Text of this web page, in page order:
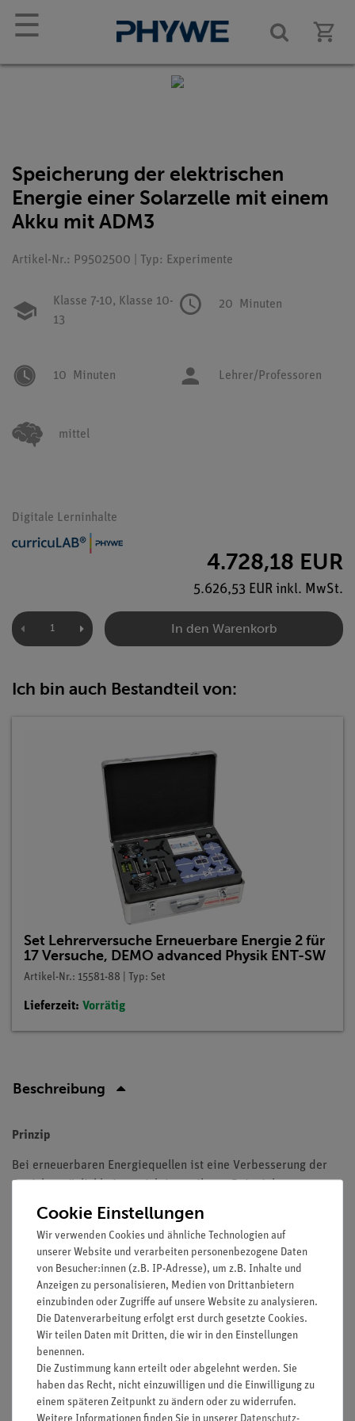
☰
Speicherung der elektrischen
Energie einer Solarzelle mit einem
Akku mit ADM3
Artikel-Nr.: P9502500 | Typ: Experimente
Klasse 7-10, Klasse 10-
13
20 Minuten
10 Minuten Lehrer/Professoren
mittel
Digitale Lerninhalte
4.728,18 EUR
5.626,53 EUR inkl. MwSt.
In den Warenkorb
Ich bin auch Bestandteil von:
Set Lehrerversuche Erneuerbare Energie 2 für
17 Versuche, DEMO advanced Physik ENT-SW
Artikel-Nr.: 15581-88 | Typ: Set
Lieferzeit: Vorrätig
Beschreibung
Prinzip
Bei erneuerbaren Energiequellen ist eine Verbesserung der
Speichermöglichkeiten wichtig, weil zum Beispiel
Zeit zur Verfügung stehen. In diesem Versuch soll verdeutlich
werden, wie mit einem handelsüblichen "Akku" elektrische
Energie einer Solarzelle gespeichert werden kann, um sie zu
einem anderen Zeitpunkt nutzen zu können. Das Auf- und
Entladen des Akkus wird bei 4 verschiedenen Ladezeiten
untersucht.
Vorteile
Teil einer Systemlösung - Leicht erweiterbar für weitere
Versuche
Einfaches Lehren durch Einsatz der Demo-Tafel Physik
Cookie Einstellungen
Wir verwenden Cookies und ähnliche Technologien auf
unserer Website und verarbeiten personenbezogene Daten
von Besucher:innen (z.B. IP-Adresse), um z.B. Inhalte und
Anzeigen zu personalisieren, Medien von Drittanbietern
einzubinden oder Zugriffe auf unsere Website zu analysieren.
Die Datenverarbeitung erfolgt erst durch gesetzte Cookies.
Wir teilen Daten mit Dritten, die wir in den Einstellungen
benennen.
Die Zustimmung kann erteilt oder abgelehnt werden. Sie
haben das Recht, nicht einzuwilligen und die Einwilligung zu
einem späteren Zeitpunkt zu ändern oder zu widerrufen.
Weitere Informationen finden Sie in unserer Daten­schutz­